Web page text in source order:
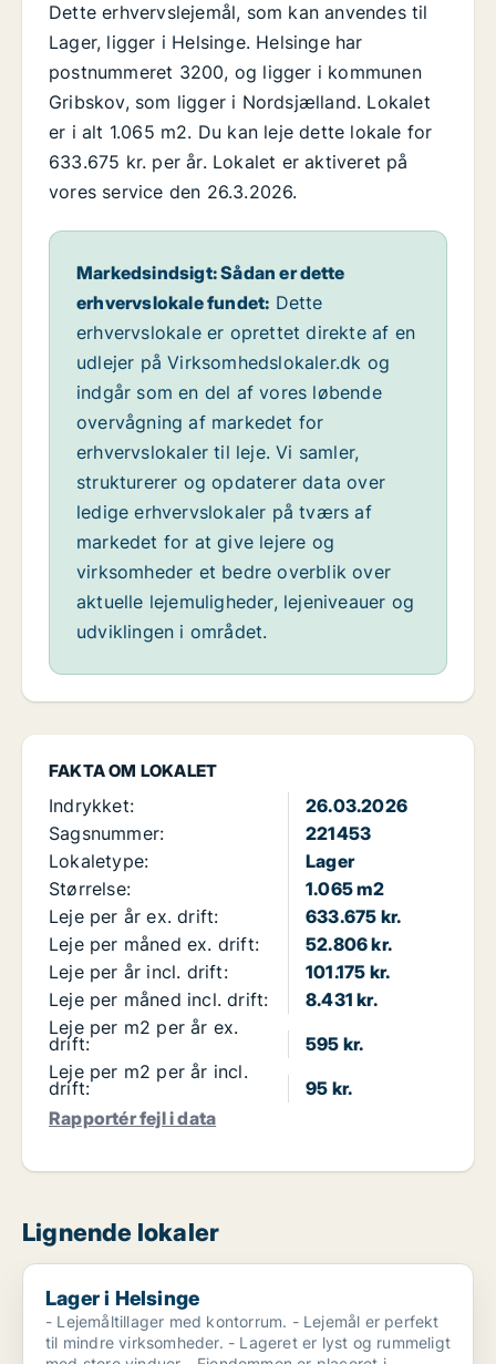
FAKTA OM LOKALET
Indrykket:
26.03.2026
Sagsnummer:
221453
Lokaletype:
Lager
Størrelse:
1.065 m2
Leje per år ex. drift:
633.675 kr.
Leje per måned ex. drift:
52.806 kr.
Leje per år incl. drift:
101.175 kr.
Leje per måned incl. drift:
8.431 kr.
Leje per m2 per år ex.
drift:
595 kr.
Leje per m2 per år incl.
drift:
95 kr.
Rapportér fejl i data
Dette erhvervslejemål, som kan anvendes til
Lager, ligger i Helsinge. Helsinge har
postnummeret 3200, og ligger i kommunen
Gribskov, som ligger i Nordsjælland. Lokalet
er i alt 1.065 m2. Du kan leje dette lokale for
633.675 kr. per år. Lokalet er aktiveret på
vores service den 26.3.2026.
Markedsindsigt: Sådan er dette
erhvervslokale fundet: Dette
erhvervslokale er oprettet direkte af en
udlejer på Virksomhedslokaler.dk og
indgår som en del af vores løbende
overvågning af markedet for
erhvervslokaler til leje. Vi samler,
strukturerer og opdaterer data over
ledige erhvervslokaler på tværs af
markedet for at give lejere og
virksomheder et bedre overblik over
aktuelle lejemuligheder, lejeniveauer og
udviklingen i området.
Lignende lokaler
Lager i Helsinge
Lager i Helsinge
- Lejemåltillager med kontorrum. - Lejemål er perfekt
til mindre virksomheder. - Lageret er lyst og rummeligt